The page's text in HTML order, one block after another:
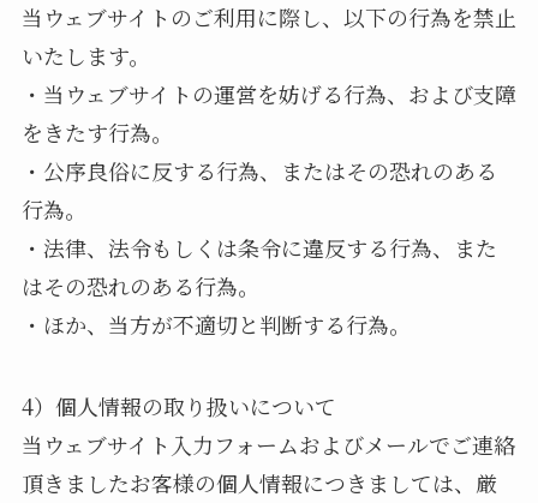
当ウェブサイトのご利用に際し、以下の行為を禁止
いたします。
・当ウェブサイトの運営を妨げる行為、および支障
をきたす行為。
・公序良俗に反する行為、またはその恐れのある
行為。
・法律、法令もしくは条令に違反する行為、また
はその恐れのある行為。
・ほか、当方が不適切と判断する行為。
4）個人情報の取り扱いについて
当ウェブサイト入力フォームおよびメールでご連絡
頂きましたお客様の個人情報につきましては、厳